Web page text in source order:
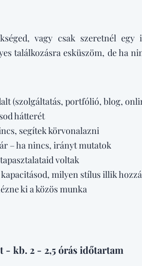
vagy csak szeretnél egy
találkozásra esküszöm, de ha
(szolgáltatás, portfólió, blog,
hátterét
segítek körvonalazni
– ha nincs, irányt mutatok
voltak
milyen stílus illik
ki a közös munka
- kb. 2 - 2,5 órás időtartam